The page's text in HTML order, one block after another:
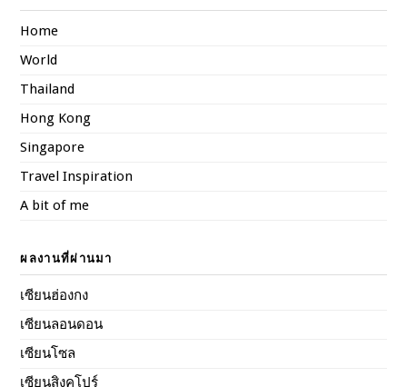
Home
World
Thailand
Hong Kong
Singapore
Travel Inspiration
A bit of me
ผลงานที่ผ่านมา
เซียนฮ่องกง
เซียนลอนดอน
เซียนโซล
เซียนสิงคโปร์